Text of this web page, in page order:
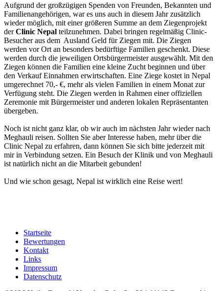
Aufgrund der großzügigen Spenden von Freunden, Bekannten und
Familienangehörigen, war es uns auch in diesem Jahr zusätzlich
wieder möglich, mit einer größeren Summe an dem Ziegenprojekt
derClinic Nepal teilzunehmen. Dabei bringen regelmäßig Clinic-
Besucher aus dem Ausland Geld für Ziegen mit. Die Ziegen
werden vor Ort an besonders bedürftige Familien geschenkt. Diese
werden durch die jeweiligen Ortsbürgermeister ausgewählt. Mit den
Ziegen können die Familien eine kleine Zucht beginnen und über
den Verkauf Einnahmen erwirtschaften. Eine Ziege kostet in Nepal
umgerechnet 70,- €, mehr als vielen Familien in einem Monat zur
Verfügung steht. Die Ziegen werden in Rahmen einer offiziellen
Zeremonie mit Bürgermeister und anderen lokalen Repräsentanten
übergeben.
Noch ist nicht ganz klar, ob wir auch im nächsten Jahr wieder nach
Meghauli reisen. Sollten Sie aber Interesse haben, mehr über die
Clinic Nepal zu erfahren, dann können Sie sich bitte jederzeit mit
mir in Verbindung setzen. Ein Besuch der Klinik und von Meghauli
ist natürlich nicht an die Mitarbeit gebunden!
Und wie schon gesagt, Nepal ist wirklich eine Reise wert!
Startseite
Bewertungen
Kontakt
Links
Impressum
Datenschutz